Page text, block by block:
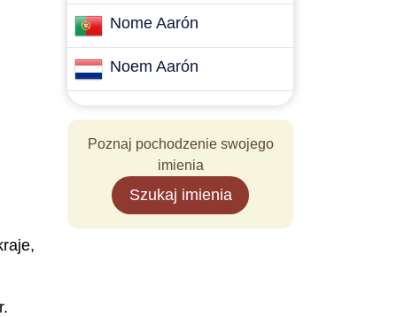
Nome Aarón
Noem Aarón
Poznaj pochodzenie swojego
imienia
Szukaj imienia